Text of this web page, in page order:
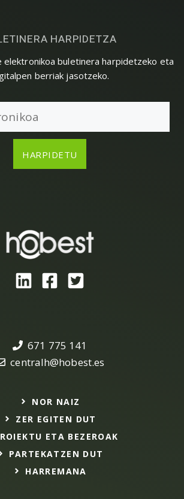
HARPIDETZA
elektronikoa buletinera harpidetzeko eta
berriak jasotzeko.
671 775 141
centralh@hobest.es
NOR NAIZ
ZER EGITEN DUT
ETA BEZEROAK
PARTEKATZEN DUT
HARREMANA